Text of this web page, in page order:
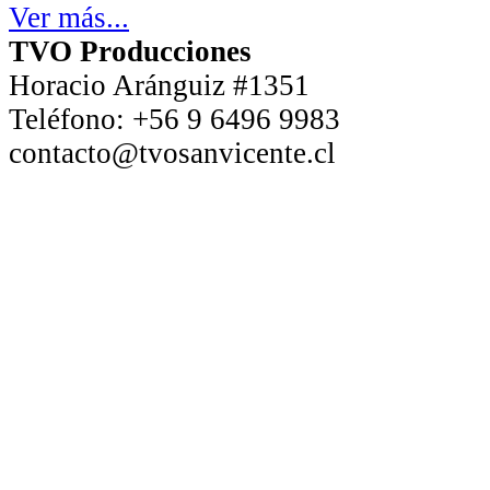
Ver más...
TVO Producciones
Horacio Aránguiz #1351
Teléfono: +56 9 6496 9983
contacto@tvosanvicente.cl